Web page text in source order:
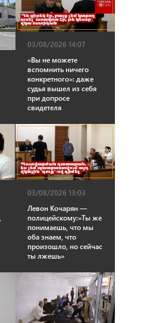
03/08/2026 14:07
«Вы не можете
вспомнить ничего
конкретного»: даже
судья вышел из себя
при допросе
свидетеля
03/08/2026 13:03
Левон Кочарян —
полицейскому:«Ты же
понимаешь, что мы
оба знаем, что
произошло, но сейчас
ты лжешь»